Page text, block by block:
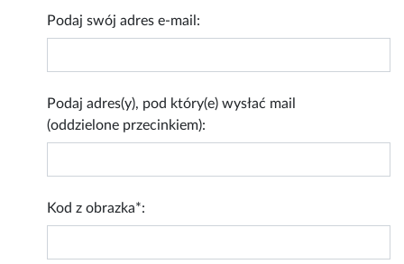
Podaj swój adres e-mail:
Podaj adres(y), pod który(e) wysłać mail
(oddzielone przecinkiem):
Kod z obrazka*: